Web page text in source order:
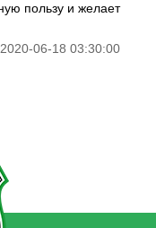
пользу и желает
06-18 03:30:00